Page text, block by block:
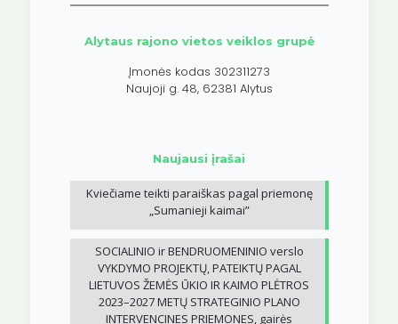
Alytaus rajono vietos veiklos grupė
Įmonės kodas 302311273
Naujoji g. 48, 62381 Alytus
Naujausi įrašai
Kviečiame teikti paraiškas pagal priemonę
„Sumanieji kaimai”
SOCIALINIO ir BENDRUOMENINIO verslo
VYKDYMO PROJEKTŲ, PATEIKTŲ PAGAL
LIETUVOS ŽEMĖS ŪKIO IR KAIMO PLĖTROS
2023–2027 METŲ STRATEGINIO PLANO
INTERVENCINES PRIEMONES, gairės